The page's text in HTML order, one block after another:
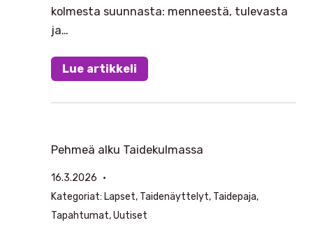
kolmesta suunnasta: menneestä, tulevasta
ja…
Lue artikkeli
Pehmeä alku Taidekulmassa
16.3.2026
Kategoriat: Lapset, Taidenäyttelyt, Taidepaja
Tapahtumat, Uutiset